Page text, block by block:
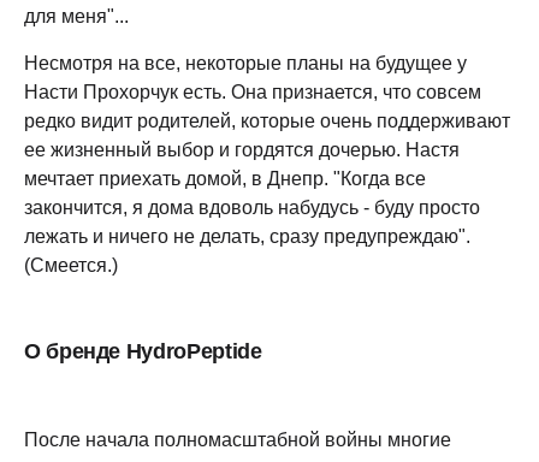
для меня"...
Несмотря на все, некоторые планы на будущее у
Насти Прохорчук есть. Она признается, что совсем
редко видит родителей, которые очень поддерживают
ее жизненный выбор и гордятся дочерью. Настя
мечтает приехать домой, в Днепр. "Когда все
закончится, я дома вдоволь набудусь - буду просто
лежать и ничего не делать, сразу предупреждаю".
(Смеется.)
О бренде HydroPeptide
После начала полномасштабной войны многие